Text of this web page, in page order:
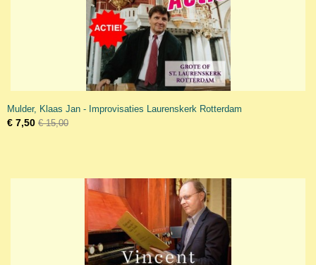
Mulder, Klaas Jan - Improvisaties Laurenskerk Rotterdam
€ 7,50 € 15,00